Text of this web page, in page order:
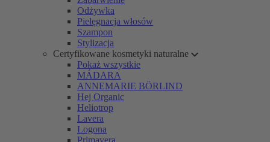
Odżywka
Pielęgnacja włosów
Szampon
Stylizacja
Certyfikowane kosmetyki naturalne
Pokaż wszystkie
MÁDARA
ANNEMARIE BÖRLIND
Hej Organic
Heliotrop
Lavera
Logona
Primavera